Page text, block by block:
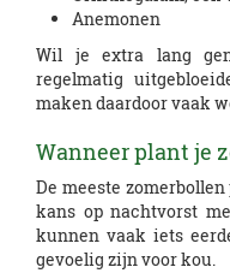
Anemonen
Wil je extra lang
regelmatig
maken daardoor vaak
Wanneer plant je
De meeste
kans op nachtvorst
kunnen vaak iets
gevoelig zijn voor kou.